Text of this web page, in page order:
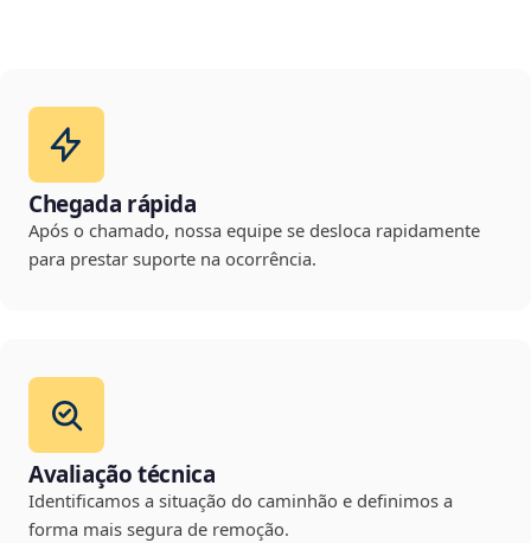
Chegada rápida
Após o chamado, nossa equipe se desloca rapidamente
para prestar suporte na ocorrência.
Avaliação técnica
Identificamos a situação do caminhão e definimos a
forma mais segura de remoção.